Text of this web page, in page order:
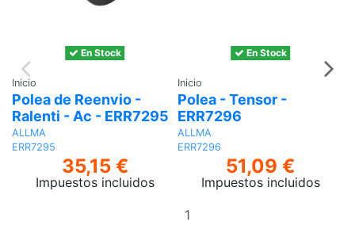
En Stock
Inicio
Polea de Reenvio -
Ralenti - Ac - ERR7295
ALLMA
ERR7295
35,15 €
Impuestos incluidos
En Stock
Inicio
Polea - Tensor -
ERR7296
ALLMA
ERR7296
51,09 €
Impuestos incluidos